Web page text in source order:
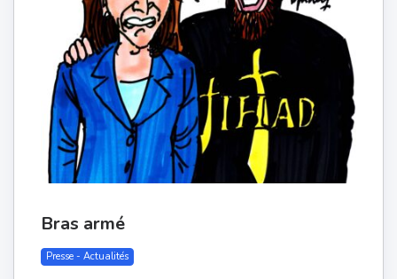
Bras armé
Presse - Actualités